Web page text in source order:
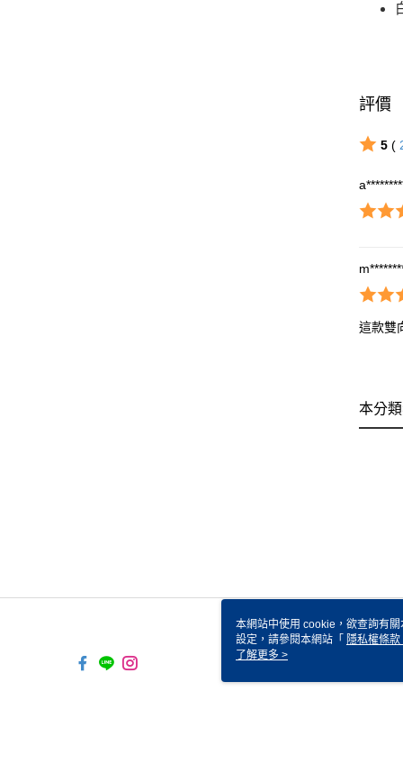
評價
5(
這款雙
本分
本網站中使用 cookie，欲查詢有
設定，請參閱本網站「 隱私權條款
使用 cookie。
了解更多 >